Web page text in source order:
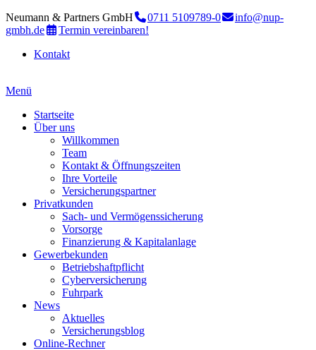
Neumann & Partners GmbH 0711 5109789-0
info@nup-
gmbh.de
Termin vereinbaren!
Kontakt
Menü
Startseite
Über uns
Willkommen
Team
Kontakt & Öffnungszeiten
Ihre Vorteile
Versicherungspartner
Privatkunden
Sach- und Vermögenssicherung
Vorsorge
Finanzierung & Kapitalanlage
Gewerbekunden
Betriebshaftpflicht
Cyberversicherung
Fuhrpark
News
Aktuelles
Versicherungsblog
Online-Rechner